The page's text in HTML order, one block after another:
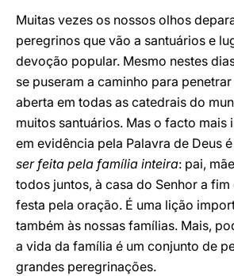
Muitas vezes os nossos olhos
peregrinos que vão a santuários e
devoção popular. Mesmo nestes
se puseram a caminho para
aberta em todas as catedrais do
muitos santuários. Mas o facto mais
em evidência pela Palavra de Deus é
ser feita pela família inteira: pai,
todos juntos, à casa do Senhor a
festa pela oração. É uma lição
também às nossas famílias. Mais,
a vida da família é um conjunto de
grandes peregrinações.